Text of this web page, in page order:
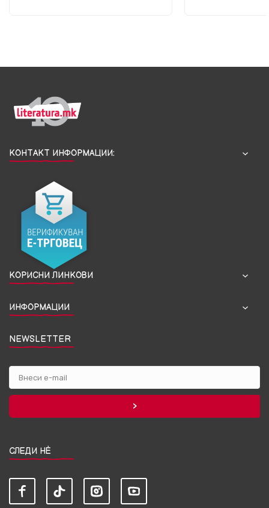
КОНТАКТ ИНФОРМАЦИИ:
КОРИСНИ ЛИНКОВИ
ИНФОРМАЦИИ
NEWSLETTER
СЛЕДИ НЀ